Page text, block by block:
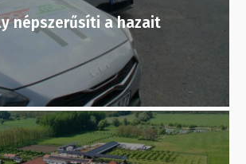
népszerűsíti a hazait